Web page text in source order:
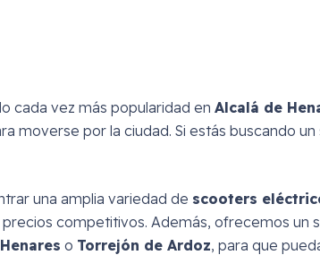
cada vez más popularidad en Alcalá de
moverse por la ciudad. Si estás buscando
una amplia variedad de scooters
competitivos. Además, ofrecemos un
o Torrejón de Ardoz, para que